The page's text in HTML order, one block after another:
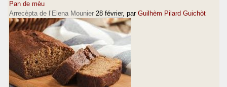
Pan de mèu
Arrecèpta de l’Elena Mounier 28 février, par Guilhèm Pilard Guichòt